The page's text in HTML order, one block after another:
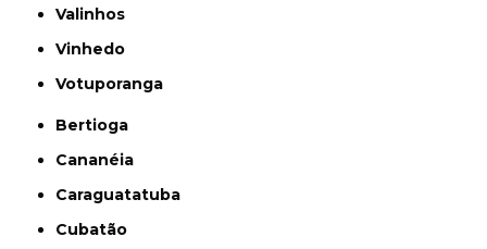
Valinhos
Vinhedo
Votuporanga
Bertioga
Cananéia
Caraguatatuba
Cubatão